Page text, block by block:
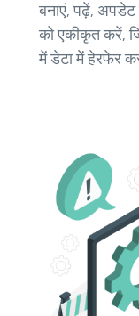
बनाएं, पढ़ें, अपडेट
को एकीकृत करें,
में डेटा में हेरफेर